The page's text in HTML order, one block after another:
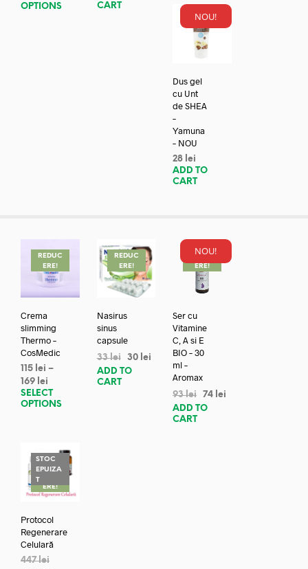
OPTIONS
CART
NOU!
Dus gel
cu Unt
de SHEA
–
Yamuna
– NOU
28 lei
ADD TO
CART
REDUC
ERE!
Crema
slimming
Thermo –
CosMedic
115 lei –
169 lei
SELECT
OPTIONS
REDUC
ERE!
Nasirus
sinus
capsule
33lei 30 lei
ADD TO
CART
NOU!
REDUC
ERE!
Ser cu
Vitamine
C, A si E
BIO – 30
ml –
Aromax
93lei 74 lei
ADD TO
CART
STOC
EPUIZA
TREDUC
ERE!
Protocol
Regenerare
Celulară
447lei